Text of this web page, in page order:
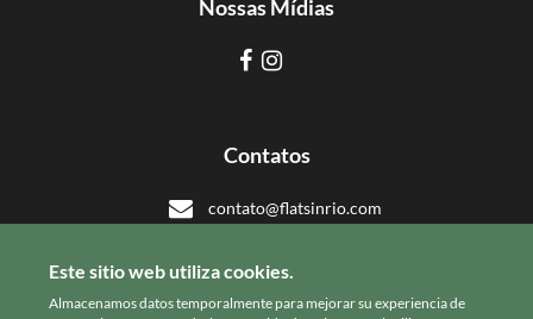
Nossas Mídias
Contatos
contato@flatsinrio.com
+55 21 993918308
Este sitio web utiliza cookies.
Almacenamos datos temporalmente para mejorar su experiencia de